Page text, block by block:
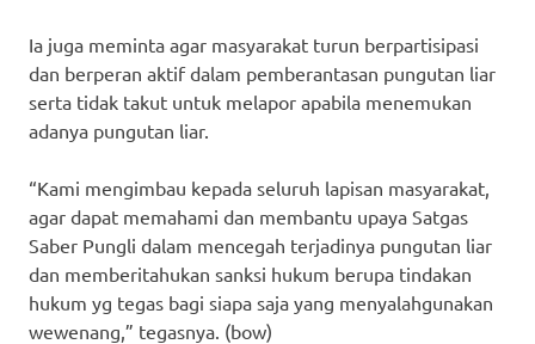
Ia juga meminta agar masyarakat turun berpartisipasi
dan berperan aktif dalam pemberantasan pungutan liar
serta tidak takut untuk melapor apabila menemukan
adanya pungutan liar.
“Kami mengimbau kepada seluruh lapisan masyarakat,
agar dapat memahami dan membantu upaya Satgas
Saber Pungli dalam mencegah terjadinya pungutan liar
dan memberitahukan sanksi hukum berupa tindakan
hukum yg tegas bagi siapa saja yang menyalahgunakan
wewenang,” tegasnya. (bow)